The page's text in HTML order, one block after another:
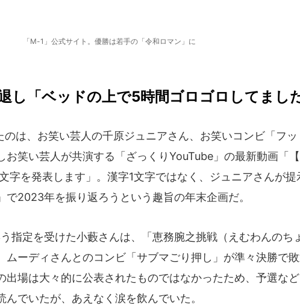
「M-1」公式サイト。優勝は若手の「令和ロマン」に
し「ベッドの上で5時間ゴロゴロしてまし
は、お笑い芸人の千原ジュニアさん、お笑いコンビ「フッ
お笑い芸人が共演する「ざっくりYouTube」の最新動画「
字を発表します」。漢字1文字ではなく、ジュニアさんが提
で2023年を振り返ろうという趣旨の年末企画だ。
指定を受けた小藪さんは、「恵務腕之挑戦（えむわんのち
ムーディさんとのコンビ「サブマごり押し」が準々決勝で
出場は大々的に公表されたものではなかったため、予選な
でいたが、あえなく涙を飲んでいた。